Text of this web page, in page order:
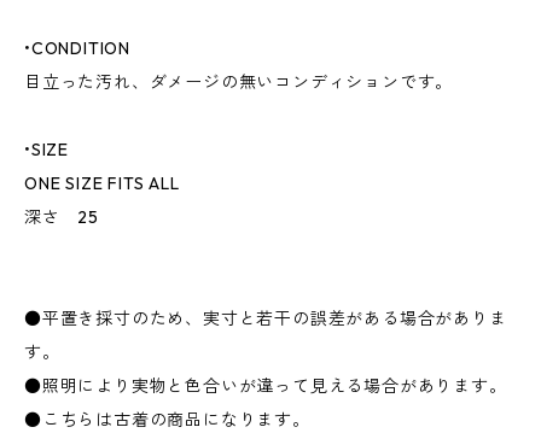
•CONDITION
目立った汚れ、ダメージの無いコンディションです。
•SIZE
ONE SIZE FITS ALL
深さ 25
●平置き採寸のため、実寸と若干の誤差がある場合がありま
す。
●照明により実物と色合いが違って見える場合があります。
●こちらは古着の商品になります。